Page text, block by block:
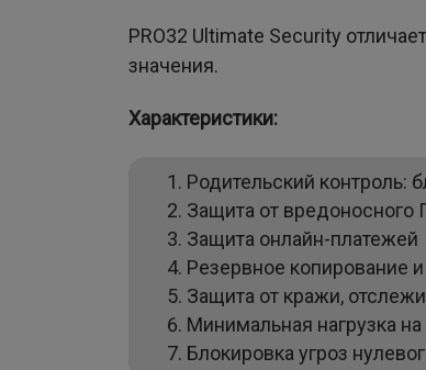
PRO32 Ultimate Security
значения.
Характеристики:
Родительский контроль:
Защита от вредоносного
Защита онлайн-платежей
Резервное копирование
Защита от кражи,
Минимальная нагрузка
Блокировка угроз